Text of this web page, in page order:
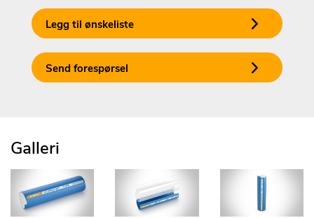
Legg til ønskeliste
Send forespørsel
Galleri